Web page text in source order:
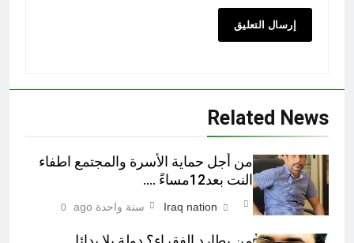
Related News
من أجل حماية الأسرة والمجتمع اطفاء
النت بعد12مساءً ….
Iraq nation سنة واحدة ago 0